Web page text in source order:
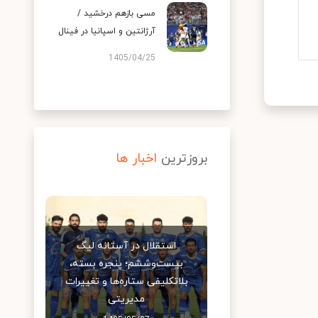
مسی بازهم درخشید /
آرژانتین و اسپانیا در فینال
1405/04/25
بروزترین اخبار ها
استقلال در آستانه لیگ
بیست‌وششم؛ پنجره بسته،
بلاتکلیفی ستاره‌ها و تغییرات
مدیریتی